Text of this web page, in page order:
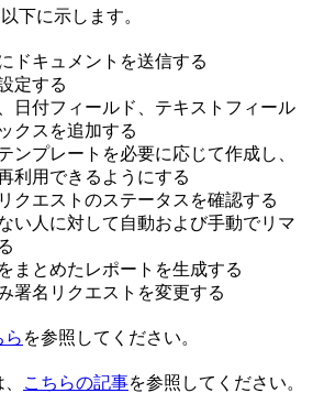
下に示します。
ドキュメントを送信する
定する
日付フィールド、テキストフィール
クスを追加する
ンプレートを必要に応じて作成し、
利用できるようにする
クエストのステータスを確認する
い人に対して自動および手動でリマ
まとめたレポートを生成する
署名リクエストを変更する
ら を参照してください。
こちらの記事を参照してください。